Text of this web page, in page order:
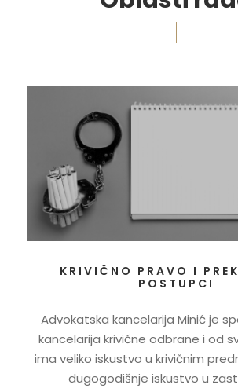
KRIVIČNO PRAVO I
POSTUPCI
Advokatska kancelarija Minić je
kancelarija krivične odbrane i od
ima veliko iskustvo u krivičnim
dugogodišnje iskustvo u